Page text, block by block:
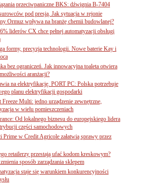
przeciwpaniczne BKS: dźwignia B-7404
pod presją. Jak sytuacja w rejonie
Ormuz wpływa na branżę chemii budowlanej?
liderów CX chce pełnej automatyzacji obsługi
formy, precyzja technologii. Nowe baterie Kay i
bez ograniczeń. Jak innowacyjna toaleta otwiera
aranżacji?
na elektryfikację. PORT PC: Polska potrzebuje
planu elektryfikacji gospodarki
Freeze Multi: jedno urządzenie zewnętrzne,
w wielu pomieszczeniach
Od lokalnego biznesu do europejskiego lidera
części samochodowych
Prime w Credit Agricole załatwią sprawy przez
retailerzy przestają ufać kodom kreskowym?
sposób zarządzania sklepem
staje się warunkiem konkurencyjności